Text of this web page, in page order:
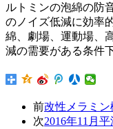
ルトミンの泡綿の防
のノイズ低減に効率
綿、劇場、運動場、
減の需要がある条件
前改性メラミン
次2016年11月